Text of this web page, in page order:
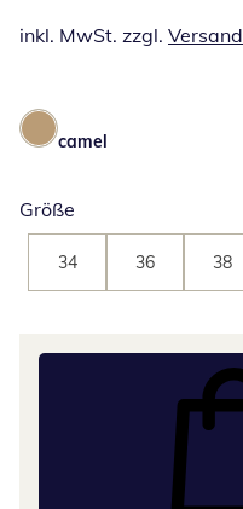
inkl. MwSt. zzgl. Versand
camel
Größe
34 36 38